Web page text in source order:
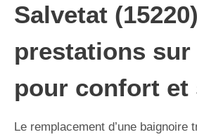
Salvetat
prestations sur
pour confort et
Le remplacement d’une baignoire